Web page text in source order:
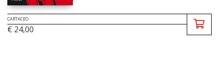
CARTACEO
€ 24,00